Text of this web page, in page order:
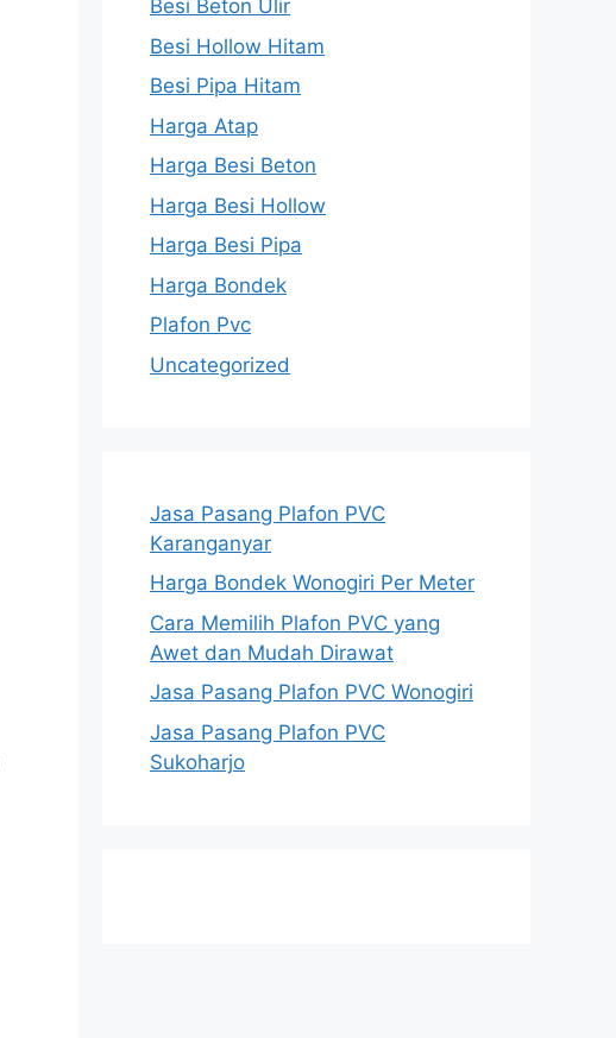
Besi Beton Ulir
Besi Hollow Hitam
Besi Pipa Hitam
Harga Atap
Harga Besi Beton
Harga Besi Hollow
Harga Besi Pipa
Harga Bondek
Plafon Pvc
Uncategorized
Jasa Pasang Plafon PVC
Karanganyar
Harga Bondek Wonogiri Per Meter
Cara Memilih Plafon PVC yang
Awet dan Mudah Dirawat
Jasa Pasang Plafon PVC Wonogiri
Jasa Pasang Plafon PVC
Sukoharjo